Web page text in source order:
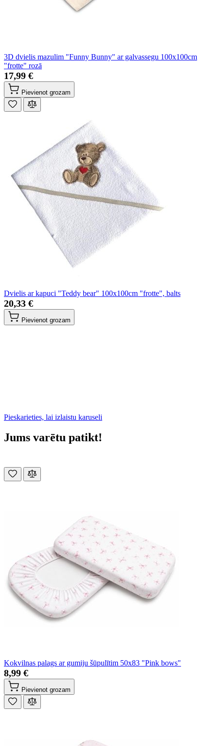
3D dvielis mazulim "Funny Bunny" ar galvassegu 100x100cm
"frotte" rozā
17,99 €
Pievienot grozam
Dvielis ar kapuci "Teddy bear" 100x100cm "frotte", balts
20,33 €
Pievienot grozam
Pieskarieties, lai izlaistu karuseli
Jums varētu patikt!
Kokvilnas palags ar gumiju šūpulītim 50x83 "Pink bows"
8,99 €
Pievienot grozam